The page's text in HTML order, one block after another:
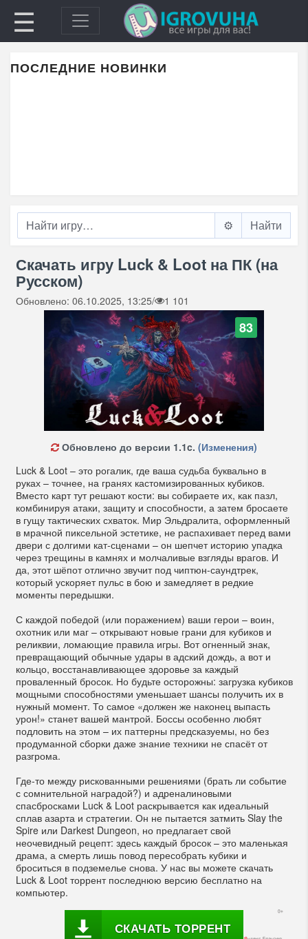
☰
ПОСЛЕДНИЕ НОВИНКИ
⚙️
Скачать игру Luck & Loot на ПК (на
Русском)
Обновлено: 06.10.2025, 13:25/ 1 101
83
Обновлено до версии 1.1c. (Изменения)
Luck & Loot – это рогалик, где ваша судьба буквально в
руках – точнее, на гранях кастомизированных кубиков.
Вместо карт тут решают кости: вы собираете их, как пазл,
комбинируя атаки, защиту и способности, а затем бросаете
в гущу тактических схваток. Мир Эльдралита, оформленный
в мрачной пиксельной эстетике, не распахивает перед вами
двери с долгими кат-сценами – он шепчет историю упадка
через трещины в камнях и молчаливые взгляды врагов. И
да, этот шёпот отлично звучит под чиптюн-саундтрек,
который ускоряет пульс в бою и замедляет в редкие
моменты передышки.
С каждой победой (или поражением) ваши герои – воин,
охотник или маг – открывают новые грани для кубиков и
реликвии, ломающие правила игры. Вот огненный знак,
превращающий обычные удары в адский дождь, а вот и
кольцо, восстанавливающее здоровье за каждый
проваленный бросок. Но будьте осторожны: загрузка кубиков
мощными способностями уменьшает шансы получить их в
нужный момент. То самое «должен же наконец выпасть
урон!» станет вашей мантрой. Боссы особенно любят
подловить на этом – их паттерны предсказуемы, но без
продуманной сборки даже знание техники не спасёт от
разгрома.
Где-то между рискованными решениями (брать ли событие
с сомнительной наградой?) и адреналиновыми
спасбросками Luck & Loot раскрывается как идеальный
сплав азарта и стратегии. Он не пытается затмить Slay the
Spire или Darkest Dungeon, но предлагает свой
неочевидный рецепт: здесь каждый бросок – это маленькая
драма, а смерть лишь повод пересобрать кубики и
броситься в подземелье снова. У нас вы можете скачать
Luck & Loot торрент последнюю версию бесплатно на
компьютер.
СКАЧАТЬ ТОРРЕНТ